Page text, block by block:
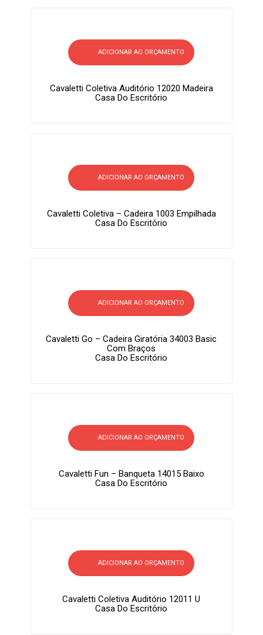
ADICIONAR AO ORÇAMENTO
Cavaletti Coletiva Auditório 12020 Madeira
Casa Do Escritório
ADICIONAR AO ORÇAMENTO
Cavaletti Coletiva – Cadeira 1003 Empilhada
Casa Do Escritório
ADICIONAR AO ORÇAMENTO
Cavaletti Go – Cadeira Giratória 34003 Basic
Com Braços
Casa Do Escritório
ADICIONAR AO ORÇAMENTO
Cavaletti Fun – Banqueta 14015 Baixo
Casa Do Escritório
ADICIONAR AO ORÇAMENTO
Cavaletti Coletiva Auditório 12011 U
Casa Do Escritório